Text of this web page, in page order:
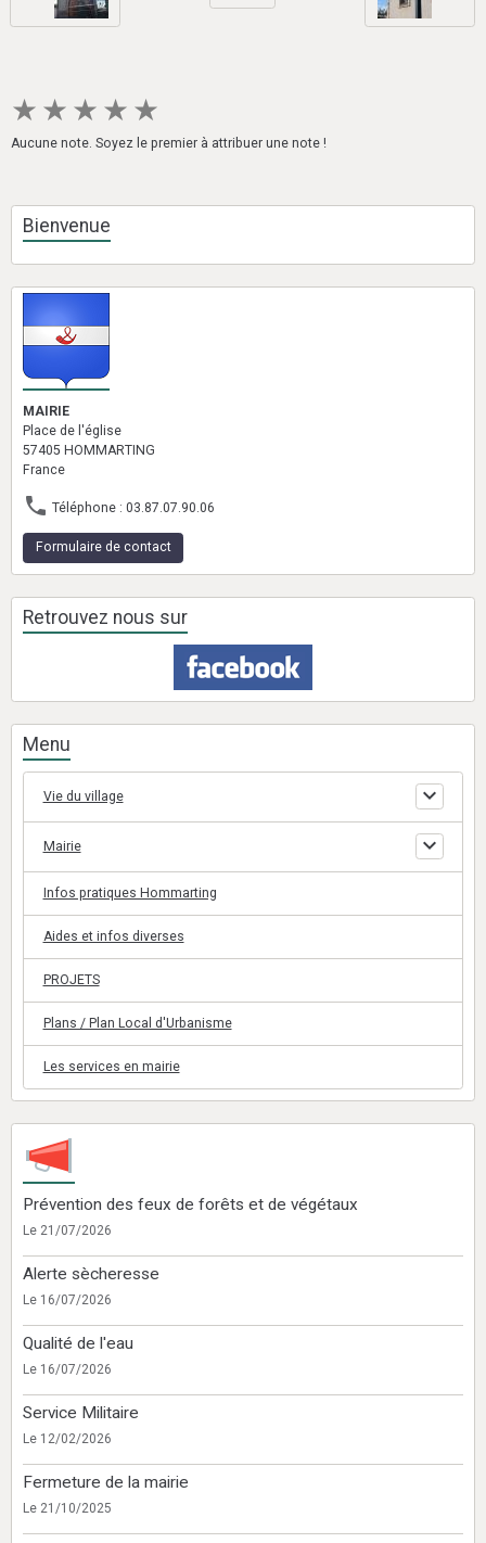
★ ★ ★ ★ ★
Aucune note. Soyez le premier à attribuer une note !
Bienvenue
MAIRIE
Place de l'église
57405 HOMMARTING
France
Téléphone : 03.87.07.90.06
Formulaire de contact
Retrouvez nous sur
Menu
Vie du village
Mairie
Infos pratiques Hommarting
Aides et infos diverses
PROJETS
Plans / Plan Local d'Urbanisme
Les services en mairie
Prévention des feux de forêts et de végétaux
Le 21/07/2026
Alerte sècheresse
Le 16/07/2026
Qualité de l'eau
Le 16/07/2026
Service Militaire
Le 12/02/2026
Fermeture de la mairie
Le 21/10/2025